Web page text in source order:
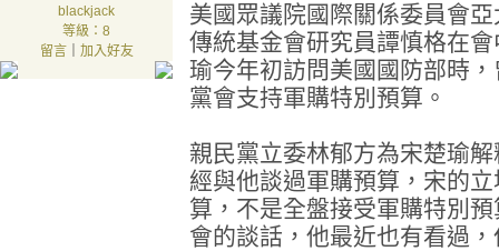
blackjack
等級：8
留言｜ 加入好友
美國眾議院國際關係委員會
傳統基金會研究員譚慎格在
瑜今年初訪問美國國防部時
黨會支持軍購特別預算。
親民黨立委林郁方為宋楚瑜
經與他談過軍購預算，宋的
算，不是全盤接受軍購特別
會的談話，他最近也有看過